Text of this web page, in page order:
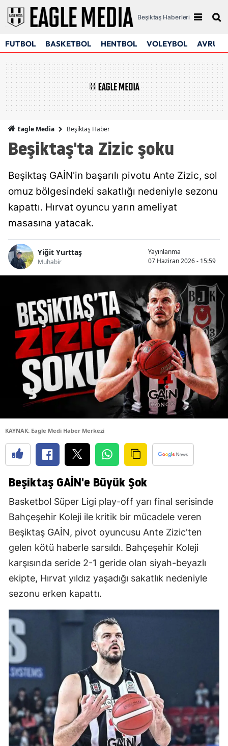
Beşiktaş Haberleri
FUTBOL BASKETBOL HENTBOL VOLEYBOL
Eagle Media Beşiktaş Haber
Beşiktaş'ta Zizic şoku
Beşiktaş GAİN'in başarılı pivotu Ante Zizic, sol
omuz bölgesindeki sakatlığı nedeniyle sezonu
kapattı. Hırvat oyuncu yarın ameliyat
masasına yatacak.
Yiğit Yurttaş
Muhabir
Yayınlanma
07 Haziran 2026 - 15:59
KAYNAK: Eagle Medi Haber Merkezi
Beşiktaş GAİN'e Büyük Şok
Basketbol Süper Ligi play-off yarı final serisinde
Bahçeşehir Koleji ile kritik bir mücadele veren
Beşiktaş GAİN, pivot oyuncusu Ante Zizic'ten
gelen kötü haberle sarsıldı. Bahçeşehir Koleji
karşısında seride 2-1 geride olan siyah-beyazlı
ekipte, Hırvat yıldız yaşadığı sakatlık nedeniyle
sezonu erken kapattı.